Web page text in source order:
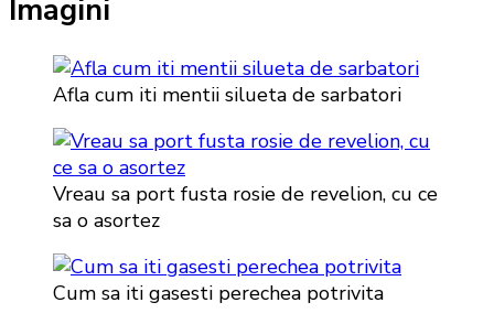
Imagini
Afla cum iti mentii silueta de sarbatori
Vreau sa port fusta rosie de revelion, cu ce
sa o asortez
Cum sa iti gasesti perechea potrivita